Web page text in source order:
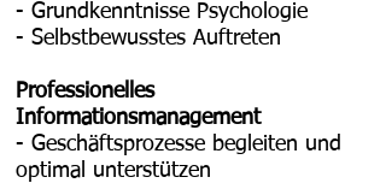
- Grundkenntnisse Psychologie
- Selbstbewusstes Auftreten
Professionelles
Informationsmanagement
- Geschäftsprozesse begleiten und
optimal unterstützen